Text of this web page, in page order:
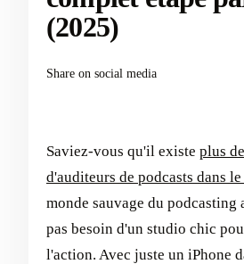
(2025)
Share on social media
Saviez-vous qu'il existe plus
d'auditeurs de podcasts dans
monde sauvage du podcasting
pas besoin d'un studio chic
l'action. Avec juste un iPhone